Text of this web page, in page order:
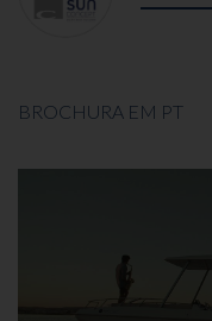
BROCHURA EM PT